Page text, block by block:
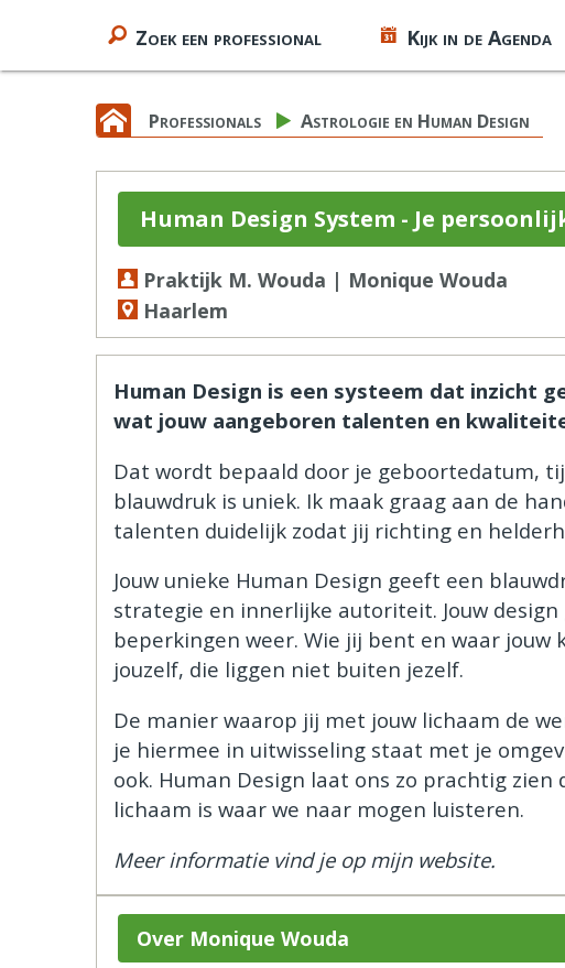
Zoek een professional Kijk in de Agenda
Professionals Astrologie en Human Design
Human Design System - Je
Praktijk M. Wouda | Monique Wouda
Haarlem
Human Design is een systeem dat inzicht
wat jouw aangeboren talenten en
Dat wordt bepaald door je geboortedatum,
blauwdruk is uniek. Ik maak graag aan de
talenten duidelijk zodat jij richting en
Jouw unieke Human Design geeft een
strategie en innerlijke autoriteit. Jouw
beperkingen weer. Wie jij bent en waar
jouzelf, die liggen niet buiten jezelf.
De manier waarop jij met jouw lichaam de
je hiermee in uitwisseling staat met je
ook. Human Design laat ons zo prachtig
lichaam is waar we naar mogen luisteren.
Meer informatie vind je op mijn website.
Over Monique Wouda